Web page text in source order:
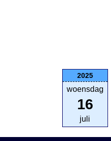
2025
woensdag
16
juli